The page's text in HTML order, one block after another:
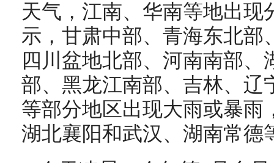
天气，江南、华南等地出现
示， 甘肃中部、青海东北部
四川盆地北部、河南南部
部、黑龙江南部、吉林、辽
等部分地区出现大雨或暴雨
湖北襄阳和武汉、湖南常德